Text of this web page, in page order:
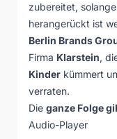
zubereitet, solange
herangerückt ist
Berlin Brands
Firma Klarstein,
Kinder kümmert
verraten.
Die ganze Folge
Audio-Player